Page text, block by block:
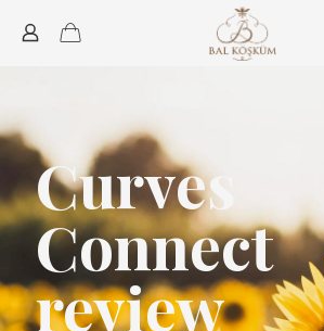
Curves
Connect
review